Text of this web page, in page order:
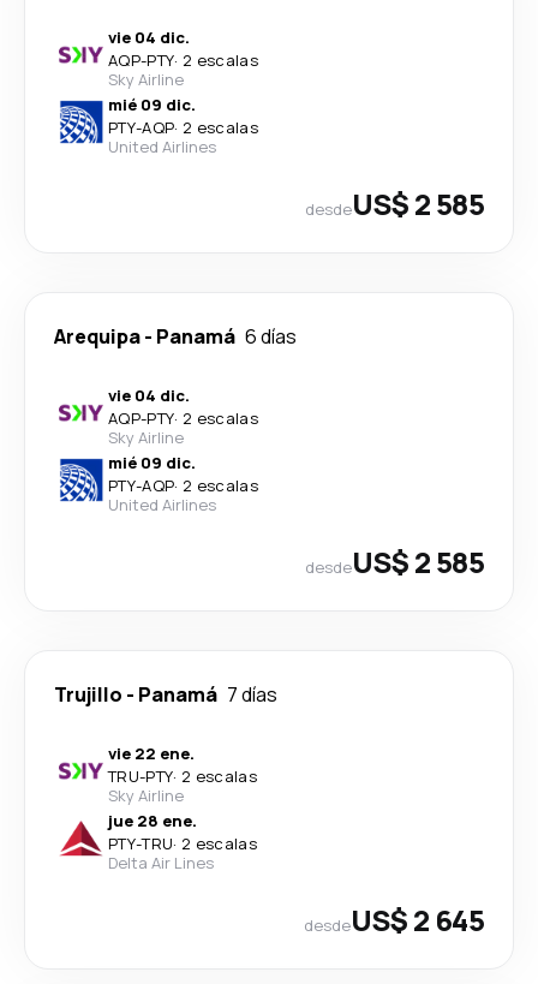
vie 04 dic.
AQP-PTY· 2 escalas
Sky Airline
mié 09 dic.
PTY-AQP· 2 escalas
United Airlines
desdeUS$ 2 585
Arequipa- Panamá 6 días
vie 04 dic.
AQP-PTY· 2 escalas
Sky Airline
mié 09 dic.
PTY-AQP· 2 escalas
United Airlines
desdeUS$ 2 585
Trujillo - Panamá 7 días
vie 22 ene.
TRU-PTY· 2 escalas
Sky Airline
jue 28 ene.
PTY-TRU· 2 escalas
Delta Air Lines
desdeUS$ 2 645